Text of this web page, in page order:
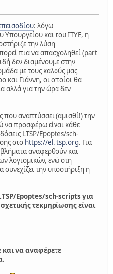
: λόγω
Υπουργείου και του ΙΤΥΕ, η
την λύση
πια να απασχοληθεί (part
δεν διαμένουμε στην
με τους καλούς μας
και Γιάννη, οι οποίοι θα
αλλά για την ώρα δεν
αναπτύσσει (αμισθί!) την
να προσφέρω είναι κάθε
LTSP/Epoptes/sch-
στο https://el.ltsp.org. Για
αναφερθούν και
λογισμικών, ενώ στη
την υποστήριξη η
Epoptes/sch-scripts για
τεκμηρίωσης είναι
και να αναφέρετε